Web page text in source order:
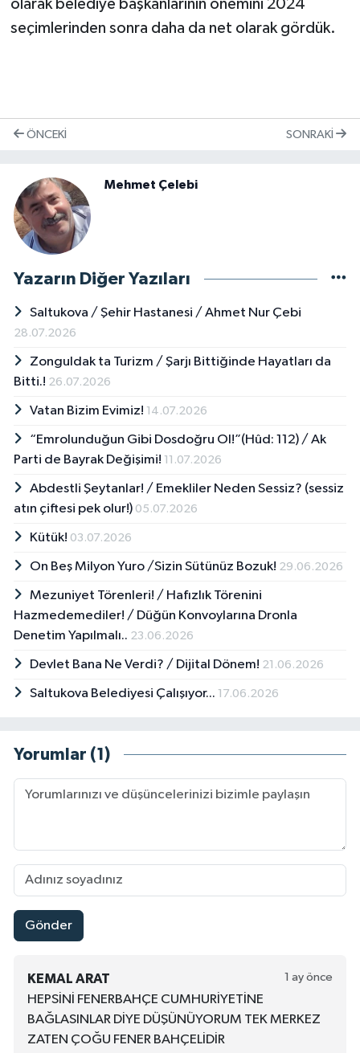
olarak belediye başkanlarının önemini 2024
seçimlerinden sonra daha da net olarak gördük.
ÖNCEKI SONRAKI
Mehmet Çelebi
Yazarın Diğer Yazıları
Saltukova / Şehir Hastanesi / Ahmet Nur Çebi
28.07.2026
Zonguldak ta Turizm / Şarjı Bittiğinde Hayatları da
Bitti.! 26.07.2026
Vatan Bizim Evimiz! 14.07.2026
“Emrolunduğun Gibi Dosdoğru Ol!”(Hûd: 112) / Ak
Parti de Bayrak Değişimi! 11.07.2026
Abdestli Şeytanlar! / Emekliler Neden Sessiz? (sessiz
atın çiftesi pek olur!) 05.07.2026
Kütük! 03.07.2026
On Beş Milyon Yuro /Sizin Sütünüz Bozuk! 29.06.2026
Mezuniyet Törenleri! / Hafızlık Törenini
Hazmedemediler! / Düğün Konvoylarına Dronla
Denetim Yapılmalı.. 23.06.2026
Devlet Bana Ne Verdi? / Dijital Dönem! 21.06.2026
Saltukova Belediyesi Çalışıyor... 17.06.2026
Yorumlar (1)
Gönder
KEMAL ARAT 1 ay önce
HEPSİNİ FENERBAHÇE CUMHURİYETİNE
BAĞLASINLAR DİYE DÜŞÜNÜYORUM TEK MERKEZ
ZATEN ÇOĞU FENER BAHÇELİDİR